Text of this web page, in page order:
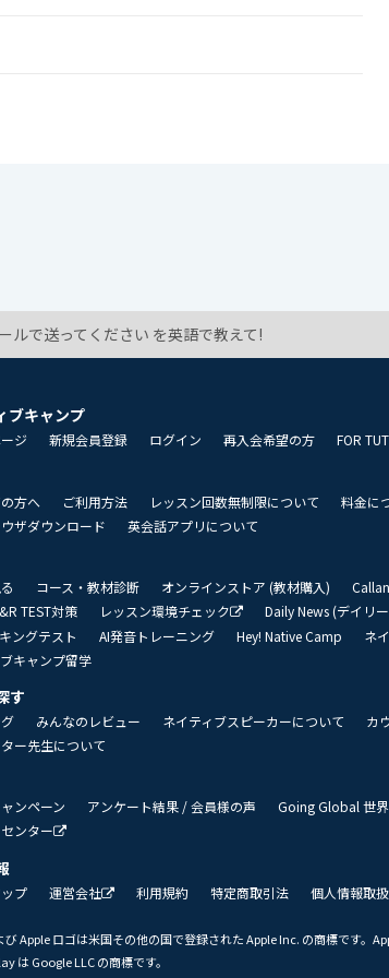
ルで送ってください を英語で教えて!
ブキャンプ
ジ 新規会員登録 ログイン 再入会希望の方 FOR
方へ ご利用方法 レッスン回数無制限について
料金に
ザダウンロード
英会話アプリについて
コース・教材診断 オンラインストア (教材購入)
TEST対策
レッスン環境チェック
Daily News (デイリ
ングテスト
AI発音トレーニング Hey! Native Camp
ネ
キャンプ留学
す
みんなのレビュー ネイティブスピーカーについて
カ
ー先生について
ンペーン アンケート結果 / 会員様の声
Going Global 世
ンター
プ 運営会社 利用規約 特定商取引法 個人情報取
び Apple ロゴは米国その他の国で登録された Apple Inc. の商標です。
は Google LLC の商標です。